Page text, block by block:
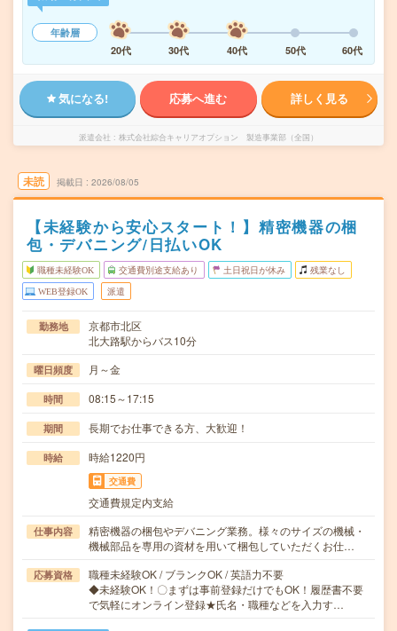
年齢層
20代
30代 40代 50代 60代
気になる! 応募へ進む 詳しく見る
派遣会社 株式会社綜合キャリアオプション 製造事業部（全国）
未読 掲載日 2026/08/05
【未経験から安心スタート！】精密機器の梱
包・デバニング/日払いOK
職種未経験OK 交通費別途支給あり 土日祝日が休み 残業なし
WEB登録OK 派遣
勤務地
京都市北区
北大路駅からバス10分
曜日頻度 月～金
時間 08:15～17:15
期間 長期でお仕事できる方、大歓迎！
時給 時給1220円
交通費
交通費規定内支給
仕事内容
精密機器の梱包やデバニング業務。様々のサイズの機械・
機械部品を専用の資材を用いて梱包していただくお仕…
応募資格
職種未経験OK / ブランクOK / 英語力不要
◆未経験OK！〇まずは事前登録だけでもOK！履歴書不要
で気軽にオンライン登録★氏名・職種などを入力す…